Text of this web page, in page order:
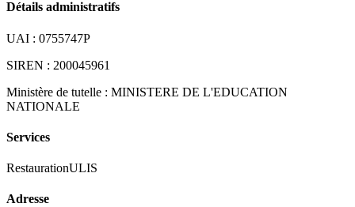
Détails administratifs
UAI : 0755747P
SIREN : 200045961
Ministère de tutelle : MINISTERE DE L'EDUCATION
NATIONALE
Services
RestaurationULIS
Adresse